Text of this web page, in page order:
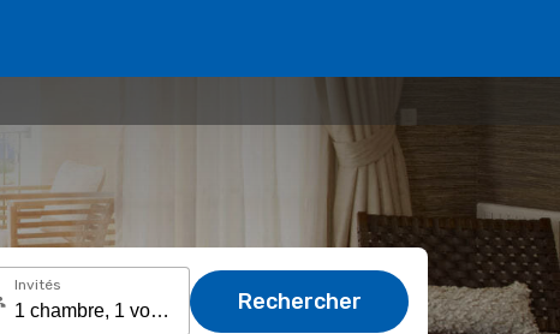
Invités
Rechercher